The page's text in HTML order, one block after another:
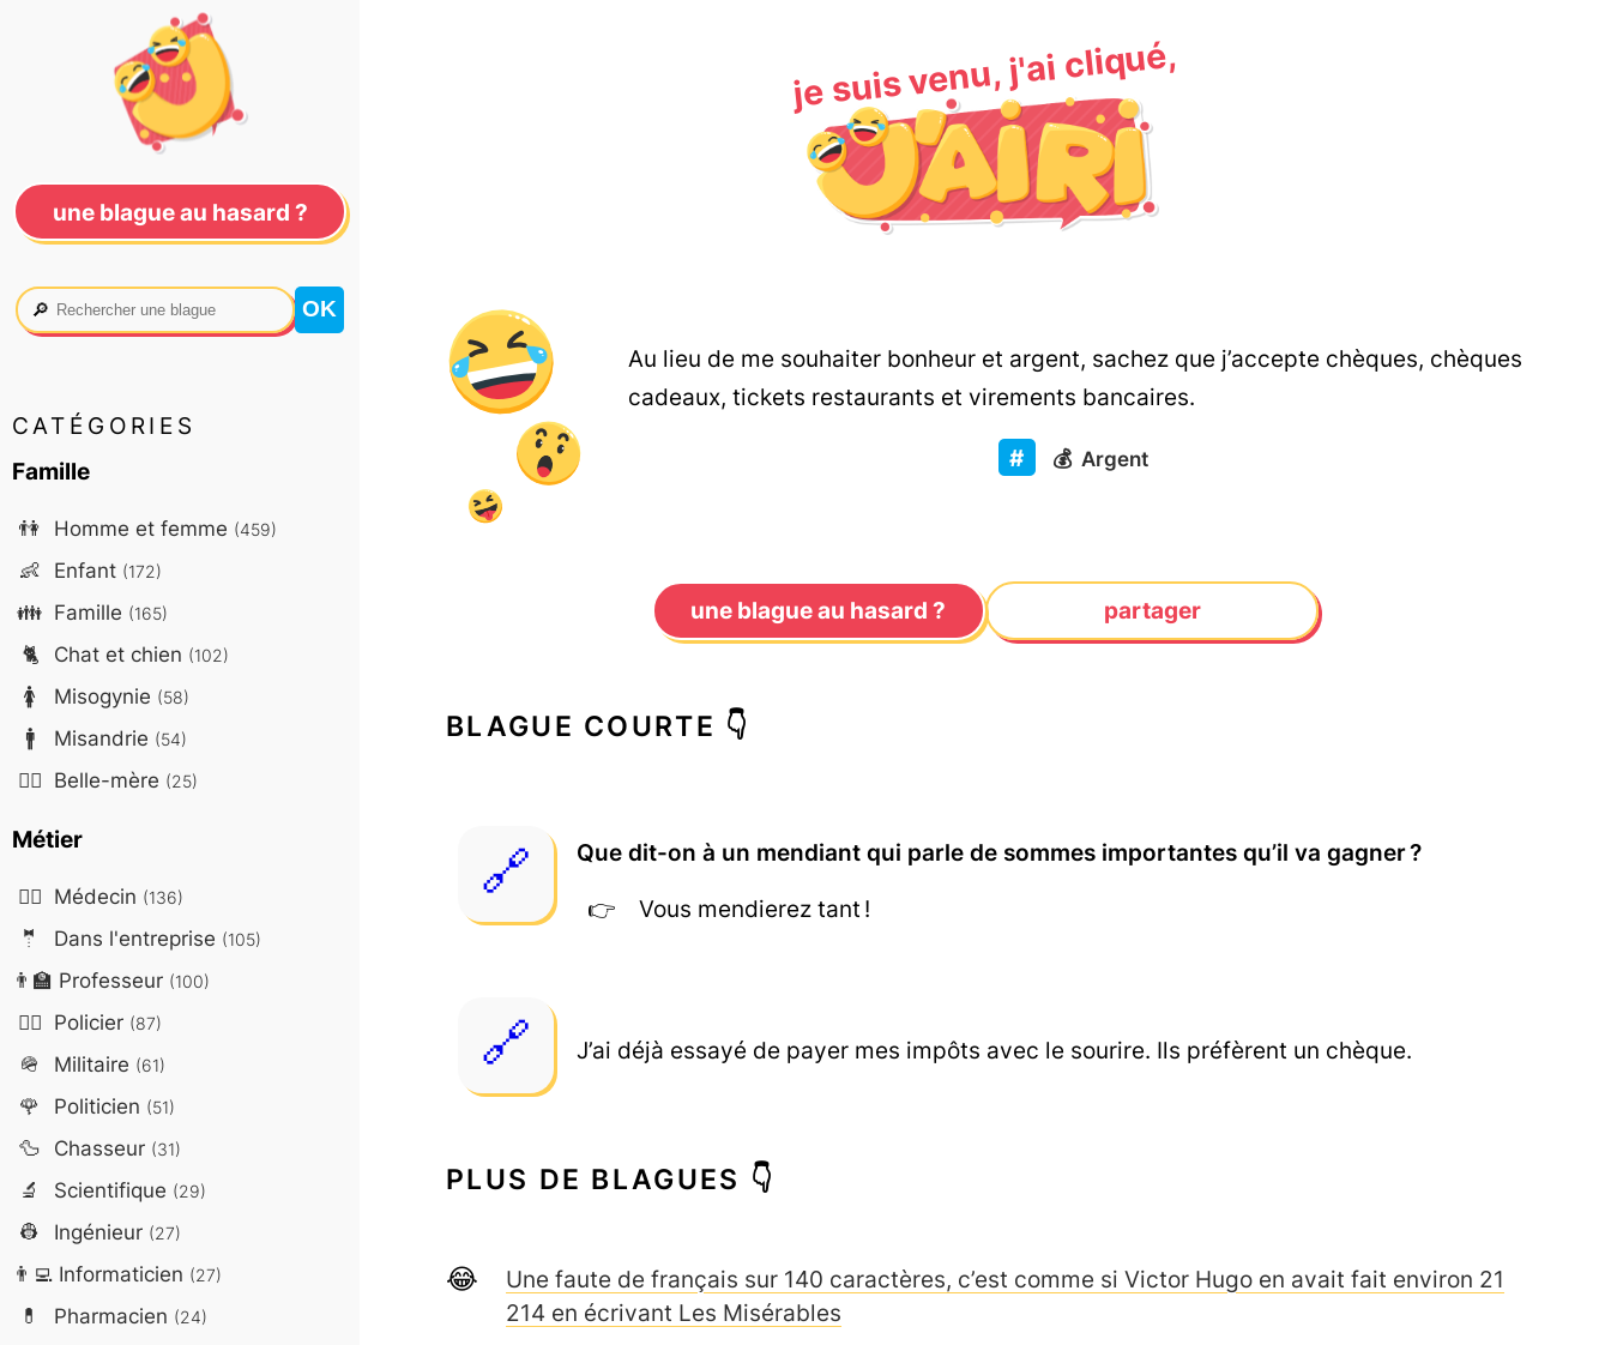
je suis venu, j'ai cliqué,
Au lieu de me souhaiter bonheur et argent, sachez que j’accepte chèques, chèques
cadeaux, tickets restaurants et virements bancaires.
💰 Argent
une blague au hasard ? partager
BLAGUE COURTE 👇
Que dit-on à un mendiant qui parle de sommes importantes qu’il va gagner ?
Vous mendierez tant !
J’ai déjà essayé de payer mes impôts avec le sourire. Ils préfèrent un chèque.
PLUS DE BLAGUES 👇
Une faute de français sur 140 caractères, c’est comme si Victor Hugo en avait fait environ 21
214 en écrivant Les Misérables
une blague au hasard ?
🔎
CATÉGORIES
Famille
👫 Homme et femme (459)
👶 Enfant (172)
👪 Famille (165)
🐈 Chat et chien (102)
🚺 Misogynie (58)
🚹 Misandrie (54)
🤷‍♀️ Belle-mère (25)
Métier
👨‍⚕️ Médecin (136)
🤵 Dans l'entreprise (105)
👨‍🏫 Professeur (100)
👮‍♂️ Policier (87)
🪖 Militaire (61)
🌹 Politicien (51)
🦆 Chasseur (31)
🔬 Scientifique (29)
👷 Ingénieur (27)
👨‍💻Informaticien (27)
💊 Pharmacien (24)